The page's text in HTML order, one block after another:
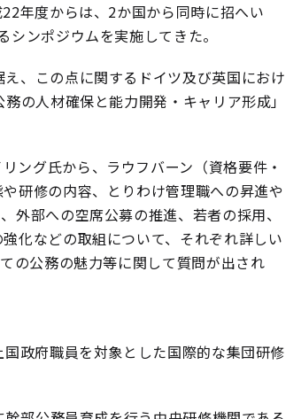
年度からは、2か国から同時に招へい
ンポジウムを実施してきた。
、この点に関するドイツ及び英国におけ
の人材確保と能力開発・キャリア形成」
ング氏から、ラウフバーン（資格要件・
研修の内容、とりわけ管理職への昇進や
外部への空席公募の推進、若者の採用、
化などの取組について、それぞれ詳しい
の公務の魅力等に関して質問が出され
政府職員を対象とした国際的な集団研修